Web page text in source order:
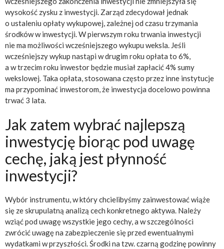
wysokość zysku z inwestycji. Zarząd zdecydował jednak
o ustaleniu opłaty wykupowej, zależnej od czasu trzymania
środków w inwestycji. W pierwszym roku trwania inwestycji
nie ma możliwości wcześniejszego wykupu weksla. Jeśli
wcześniejszy wykup nastąpi w drugim roku opłata to 6%,
a w trzecim roku inwestor będzie musiał zapłacić 4% sumy
wekslowej. Taka opłata, stosowana często przez inne instytucje
ma przypominać inwestorom, że inwestycja docelowo powinna
trwać 3 lata.
Jak zatem wybrać najlepszą
inwestycję biorąc pod uwagę
cechę, jaką jest płynność
inwestycji?
Wybór instrumentu, w który chcielibyśmy zainwestować wiąże
się ze skrupulatną analizą cech konkretnego aktywa. Należy
wziąć pod uwagę wszystkie jego cechy, a w szczególności
zwrócić uwagę na zabezpieczenie się przed ewentualnymi
wydatkami w przyszłości. Środki na tzw. czarną godzinę powinny